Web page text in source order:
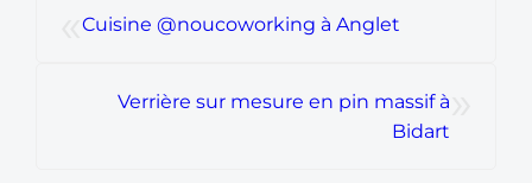
«Cuisine @noucoworking à Anglet
Verrière sur mesure en pin massif à
Bidart